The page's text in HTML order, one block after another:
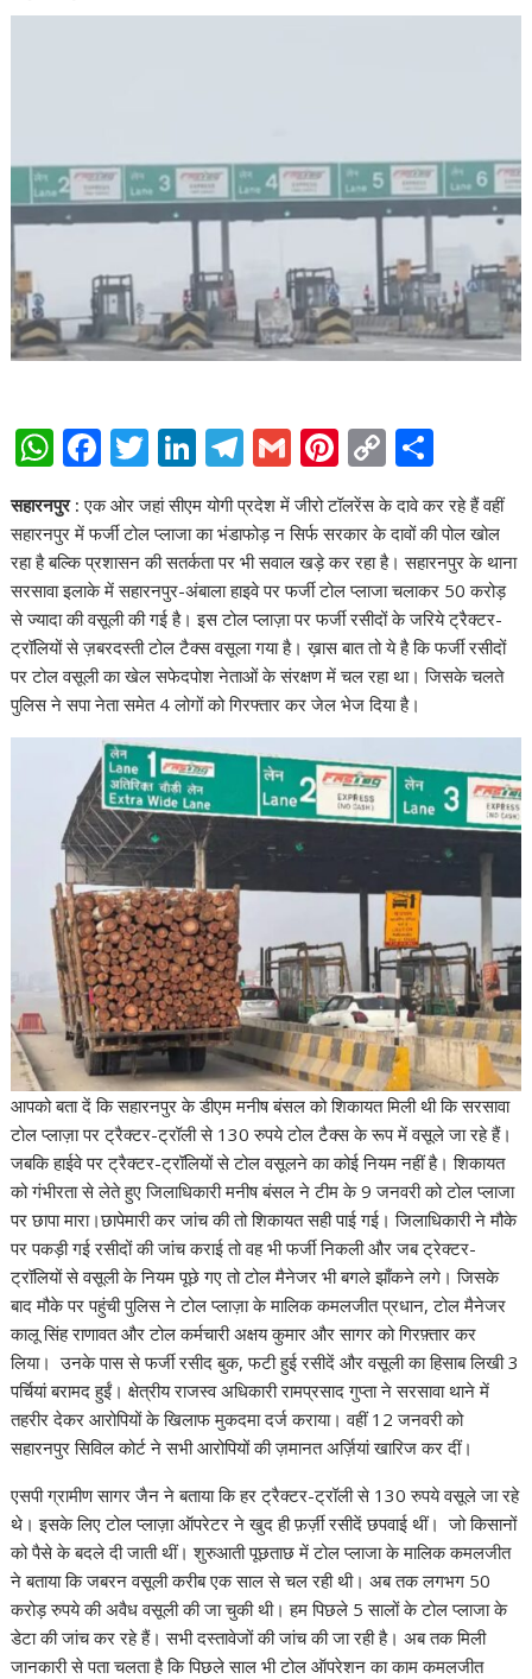
W
h
at
s
A
p
p
F
ac
e
b
o
o
k
T
w
itt
er
Li
n
k
e
dI
n
T
el
e
gr
a
m
G
m
ai
l
Pi
nt
er
e
st
C
o
p
y
Li
n
k
ar
e
सहारनपुर : एक ओर जहां सीएम योगी प्रदेश में जीरो टॉलरेंस के दावे कर रहे हैं वहीं
सहारनपुर में फर्जी टोल प्लाजा का भंडाफोड़ न सिर्फ सरकार के दावों की पोल खोल
रहा है बल्कि प्रशासन की सतर्कता पर भी सवाल खड़े कर रहा है। सहारनपुर के थाना
सरसावा इलाके में सहारनपुर-अंबाला हाइवे पर फर्जी टोल प्लाजा चलाकर 50 करोड़
से ज्यादा की वसूली की गई है। इस टोल प्लाज़ा पर फर्जी रसीदों के जरिये ट्रैक्टर-
ट्रॉलियों से ज़बरदस्ती टोल टैक्स वसूला गया है। ख़ास बात तो ये है कि फर्जी रसीदों
पर टोल वसूली का खेल सफेदपोश नेताओं के संरक्षण में चल रहा था। जिसके चलते
पुलिस ने सपा नेता समेत 4 लोगों को गिरफ्तार कर जेल भेज दिया है।
आपको बता दें कि सहारनपुर के डीएम मनीष बंसल को शिकायत मिली थी कि सरसावा
टोल प्लाज़ा पर ट्रैक्टर-ट्रॉली से 130 रुपये टोल टैक्स के रूप में वसूले जा रहे हैं।
जबकि हाईवे पर ट्रैक्टर-ट्रॉलियों से टोल वसूलने का कोई नियम नहीं है। शिकायत
को गंभीरता से लेते हुए जिलाधिकारी मनीष बंसल ने टीम के 9 जनवरी को टोल प्लाजा
पर छापा मारा।छापेमारी कर जांच की तो शिकायत सही पाई गई। जिलाधिकारी ने मौके
पर पकड़ी गई रसीदों की जांच कराई तो वह भी फर्जी निकली और जब ट्रेक्टर-
ट्रॉलियों से वसूली के नियम पूछे गए तो टोल मैनेजर भी बगले झाँकने लगे। जिसके
बाद मौके पर पहुंची पुलिस ने टोल प्लाज़ा के मालिक कमलजीत प्रधान, टोल मैनेजर
कालू सिंह राणावत और टोल कर्मचारी अक्षय कुमार और सागर को गिरफ़्तार कर
लिया। उनके पास से फर्जी रसीद बुक, फटी हुई रसीदें और वसूली का हिसाब लिखी 3
पर्चियां बरामद हुईं। क्षेत्रीय राजस्व अधिकारी रामप्रसाद गुप्ता ने सरसावा थाने में
तहरीर देकर आरोपियों के खिलाफ मुकदमा दर्ज कराया। वहीं 12 जनवरी को
सहारनपुर सिविल कोर्ट ने सभी आरोपियों की ज़मानत अर्ज़ियां खारिज कर दीं।
एसपी ग्रामीण सागर जैन ने बताया कि हर ट्रैक्टर-ट्रॉली से 130 रुपये वसूले जा रहे
थे। इसके लिए टोल प्लाज़ा ऑपरेटर ने खुद ही फ़र्ज़ी रसीदें छपवाई थीं। जो किसानों
को पैसे के बदले दी जाती थीं। शुरुआती पूछताछ में टोल प्लाजा के मालिक कमलजीत
ने बताया कि जबरन वसूली करीब एक साल से चल रही थी। अब तक लगभग 50
करोड़ रुपये की अवैध वसूली की जा चुकी थी। हम पिछले 5 सालों के टोल प्लाजा के
डेटा की जांच कर रहे हैं। सभी दस्तावेजों की जांच की जा रही है। अब तक मिली
जानकारी से पता चलता है कि पिछले साल भी टोल ऑपरेशन का काम कमलजीत